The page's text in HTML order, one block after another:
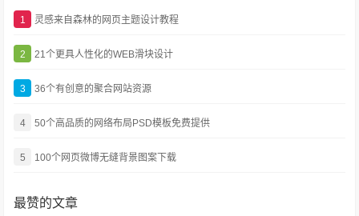
1 灵感来自森林的网页主题设计教程
2 21个更具人性化的WEB滑块设计
3 36个有创意的聚合网站资源
4 50个高品质的网络布局PSD模板免费提供
5 100个网页微博无缝背景图案下载
最赞的文章